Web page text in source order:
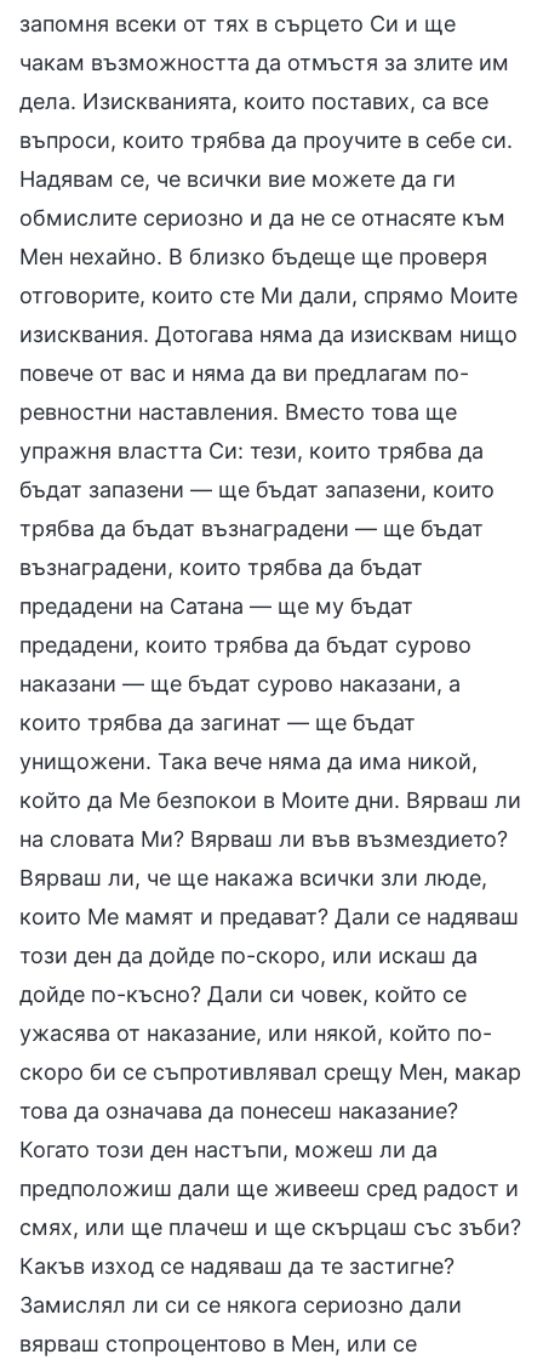
запомня всеки от тях в сърцето Си и ще
чакам възможността да отмъстя за злите им
дела. Изискванията, които поставих, са все
въпроси, които трябва да проучите в себе си.
Надявам се, че всички вие можете да ги
обмислите сериозно и да не се отнасяте към
Мен нехайно. В близко бъдеще ще проверя
отговорите, които сте Ми дали, спрямо Моите
изисквания. Дотогава няма да изисквам нищо
повече от вас и няма да ви предлагам по-
ревностни наставления. Вместо това ще
упражня властта Си: тези, които трябва да
бъдат запазени — ще бъдат запазени, които
трябва да бъдат възнаградени — ще бъдат
възнаградени, които трябва да бъдат
предадени на Сатана — ще му бъдат
предадени, които трябва да бъдат сурово
наказани — ще бъдат сурово наказани, а
които трябва да загинат — ще бъдат
унищожени. Така вече няма да има никой,
който да Ме безпокои в Моите дни. Вярваш ли
на словата Ми? Вярваш ли във възмездието?
Вярваш ли, че ще накажа всички зли люде,
които Ме мамят и предават? Дали се надяваш
този ден да дойде по-скоро, или искаш да
дойде по-късно? Дали си човек, който се
ужасява от наказание, или някой, който по-
скоро би се съпротивлявал срещу Мен, макар
това да означава да понесеш наказание?
Когато този ден настъпи, можеш ли да
предположиш дали ще живееш сред радост и
смях, или ще плачеш и ще скърцаш със зъби?
Какъв изход се надяваш да те застигне?
Замислял ли си се някога сериозно дали
вярваш стопроцентово в Мен, или се